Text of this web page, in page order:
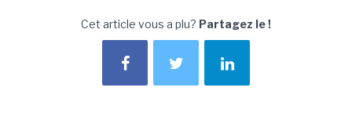
Cet article vous a plu? Partagez le !